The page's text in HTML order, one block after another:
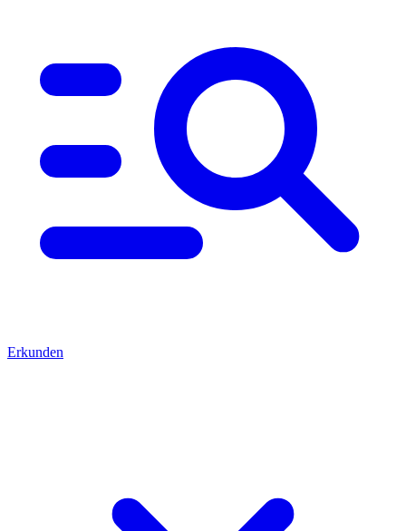
Erkunden